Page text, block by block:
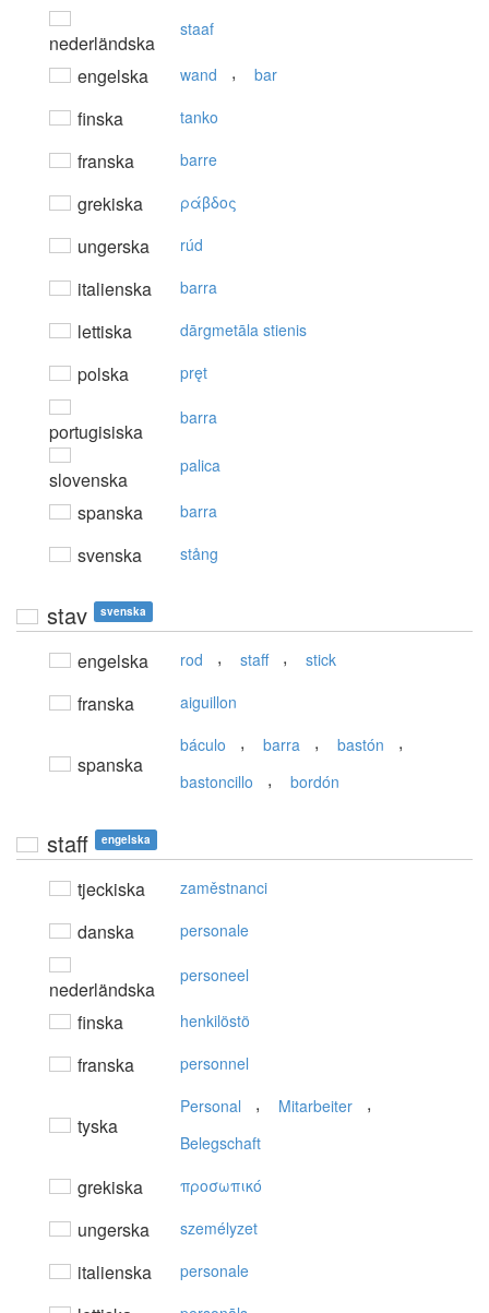
nederländska
staaf
engelska wand , bar
finska tanko
franska barre
grekiska ράβδoς
ungerska rúd
italienska barra
lettiska dārgmetāla stienis
polska pręt
portugisiska
barra
slovenska
palica
spanska barra
svenska stång
stav svenska
engelska rod , staff , stick
franska aiguillon
spanska
báculo , barra , bastón ,
bastoncillo , bordón
staff engelska
tjeckiska zaměstnanci
danska personale
nederländska
personeel
finska henkilöstö
franska personnel
tyska
Personal , Mitarbeiter ,
Belegschaft
grekiska πρoσωπικό
ungerska személyzet
italienska personale